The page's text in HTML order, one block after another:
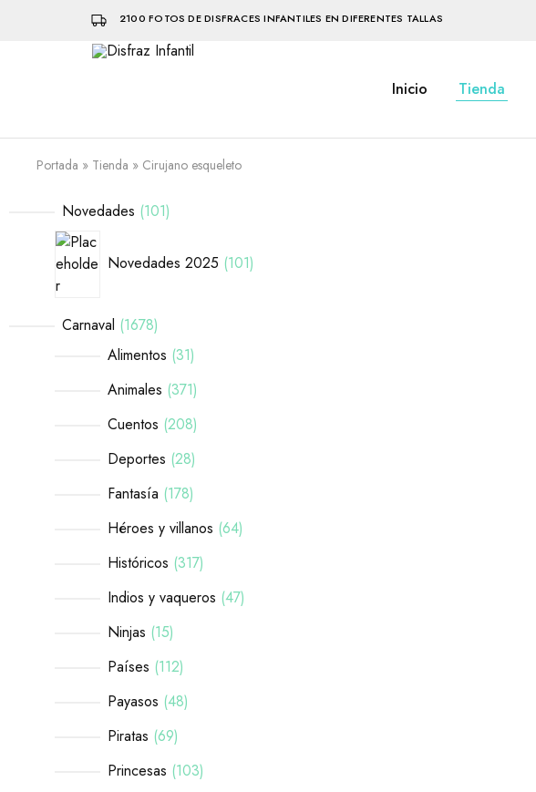
2100 FOTOS DE DISFRACES INFANTILES EN DIFERENTES TALLAS
hacen
la
Inicio Tienda
Portada » Tienda » Cirujano esqueleto
Novedades 101
Novedades 2025 101
Carnaval 1678
Alimentos 31
Animales 371
Cuentos 208
Deportes 28
Fantasía 178
Héroes y villanos 64
Históricos 317
Indios y vaqueros 47
Ninjas 15
Países 112
Payasos 48
Piratas 69
Princesas 103